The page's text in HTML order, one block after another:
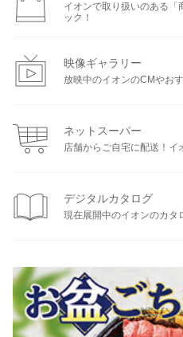
イオンで取り扱いのある「
ック！
映像ギャラリー
放映中のイオンのCMやお
ネットスーパー
店舗からご自宅に配送！イ
デジタルカタログ
現在展開中のイオンのカタ